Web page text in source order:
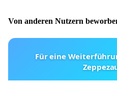
Von anderen Nutzern
Für eine